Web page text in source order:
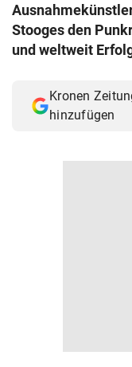
© Krone Multimedia
Muthgasse 2, 1190
Stooges den
und weltweit
Kronen
hinzufügen